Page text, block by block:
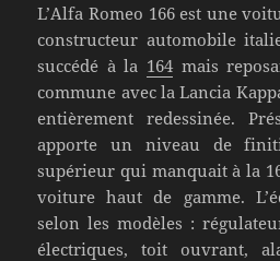
L’Alfa Romeo 166 est une
constructeur automobile
succédé à la 164 mais
commune avec la Lancia
entièrement redessinée.
apporte un niveau de
supérieur qui manquait à la
voiture haut de gamme.
selon les modèles :
électriques, toit ouvrant,